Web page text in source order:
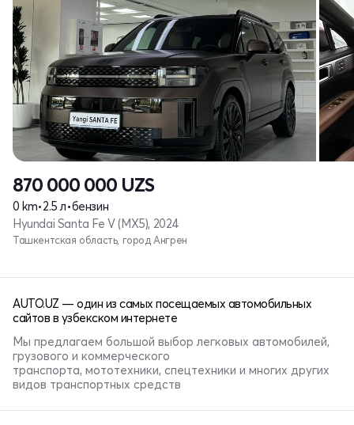
870 000 000 UZS
0 km•2.5 л•бензин
Hyundai Santa Fe V (MX5), 2024
Ташкентская область, город Ангрен
AUTO.UZ — один из самых посещаемых автомобильных
сайтов в узбекском интернете
Мы предлагаем большой выбор легковых автомобилей,
грузового и коммерческого
транспорта, мототехники, спецтехники и многих других
видов транспортных средств